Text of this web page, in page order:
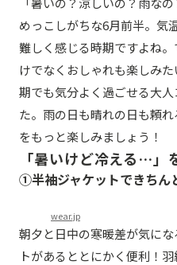
めっこしがちな6月前半。気
難しく感じる時期ですよね
けでなくおしゃれも楽しみ
期でも気分よく過ごせる大
た。雨の日も晴れの日も頼
をもっと楽しみましょう！
「暑いけど冷える…」
①半袖ジャケットできちん
wear.jp
朝夕と日中の寒暖差が気に
トがあるととにかく便利！